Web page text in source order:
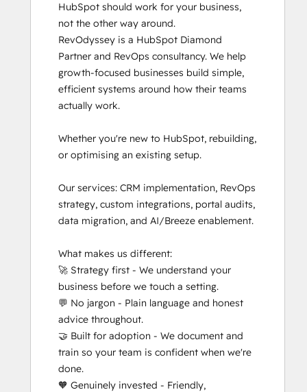
HubSpot Sales Hub Software
Certification
HubSpot Solutions Partner
HubSpot Trainer Certification
Inbound
Inbound Marketing
Inbound Sales
Objectives-Based Onboarding
Platform Consulting
RevOps Bootcamp
Salesforce Integration Certification
SEO
Service Hub Software
Super Admin Bootcamp
HubSpot should work for your business,
not the other way around.
RevOdyssey is a HubSpot Diamond
Partner and RevOps consultancy. We help
growth-focused businesses build simple,
efficient systems around how their teams
actually work.
Whether you're new to HubSpot, rebuilding,
or optimising an existing setup.
Our services: CRM implementation, RevOps
strategy, custom integrations, portal audits,
data migration, and AI/Breeze enablement.
What makes us different:
🚀 Strategy first - We understand your
business before we touch a setting.
💬 No jargon - Plain language and honest
advice throughout.
🤝 Built for adoption - We document and
train so your team is confident when we're
done.
🧡 Genuinely invested - Friendly,